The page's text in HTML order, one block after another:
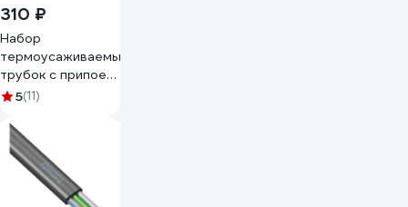
310 ₽
Набор
термоусаживаемых
трубок с припоем
ООО "ОПТИКОМ
3599.8005
5(11)